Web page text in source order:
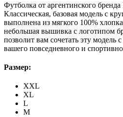
Футболка от аргентинского
Классическая, базовая модель с
выполнена из мягкого 100%
небольшая вышивка с логотипом
позволит вам сочетать эту модель
вашего повседневного и
Размер:
XXL
XL
L
M